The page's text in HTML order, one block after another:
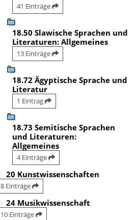
41 Einträge
18.50 Slawische Sprachen und
Literaturen: Allgemeines
13 Einträge
18.72 Ägyptische Sprache und
Literatur
1 Eintrag
18.73 Semitische Sprachen
und Literaturen:
Allgemeines
4 Einträge
20 Kunstwissenschaften
8 Einträge
24 Musikwissenschaft
10 Einträge